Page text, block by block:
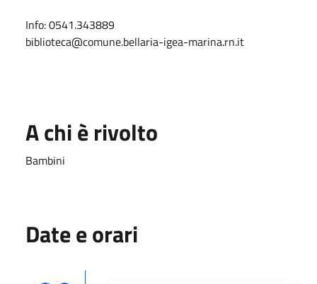
Info: 0541.343889
biblioteca@comune.bellaria-igea-marina.rn.it
A chi è rivolto
Bambini
Date e orari